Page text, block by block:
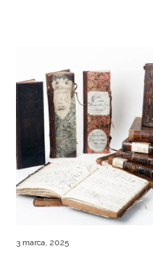
3 marca, 2025